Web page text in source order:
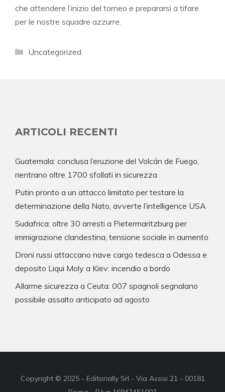
che attendere l’inizio del torneo e prepararsi a tifare
per le nostre squadre azzurre.
Categorie
Uncategorized
ARTICOLI RECENTI
Guatemala: conclusa l’eruzione del Volcán de Fuego,
rientrano oltre 1700 sfollati in sicurezza
Putin pronto a un attacco limitato per testare la
determinazione della Nato, avverte l’intelligence USA
Sudafrica: oltre 30 arresti a Pietermaritzburg per
immigrazione clandestina, tensione sociale in aumento
Droni russi attaccano nave cargo tedesca a Odessa e
deposito Liqui Moly a Kiev: incendio a bordo
Allarme sicurezza a Ceuta: 007 spagnoli segnalano
possibile assalto anticipato ad agosto
Copyright © 2025 - Editorially Srl - Via Assisi 21 - 00181